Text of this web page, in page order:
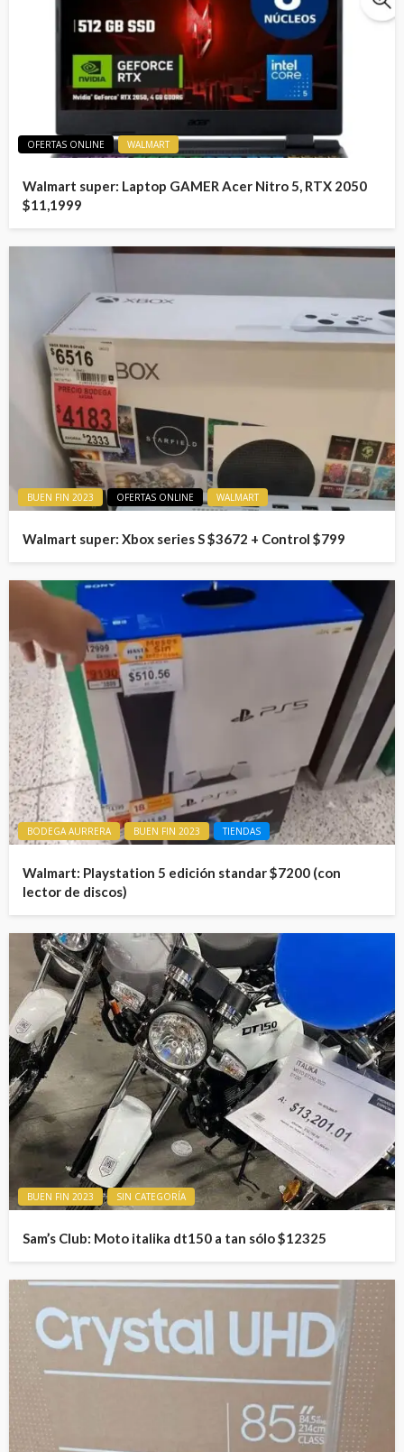
OFERTAS ONLINE WALMART
Walmart super: Laptop GAMER Acer Nitro 5, RTX 2050
$11,1999
BUEN FIN 2023 OFERTAS ONLINE WALMART
Walmart super: Xbox series S $3672 + Control $799
BODEGA AURRERA BUEN FIN 2023 TIENDAS
Walmart: Playstation 5 edición standar $7200 (con
lector de discos)
BUEN FIN 2023 SIN CATEGORÍA
Sam’s Club: Moto italika dt150 a tan sólo $12325